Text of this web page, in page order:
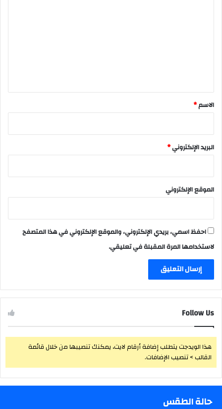
*
الاسم*
البريد الإلكتروني*
الموقع الإلكتروني
احفظ اسمي، بريدي الإلكتروني، والموقع الإلكتروني في هذا المتصفح
لاستخدامها المرة المقبلة في تعليقي.
Follow Us
هذا الويدجت يتطلب إضافة أرقام لايت، يمكنك تنصيبها من خلال قائمة
القالب > تنصيب الإضافات.
حالة الطقس